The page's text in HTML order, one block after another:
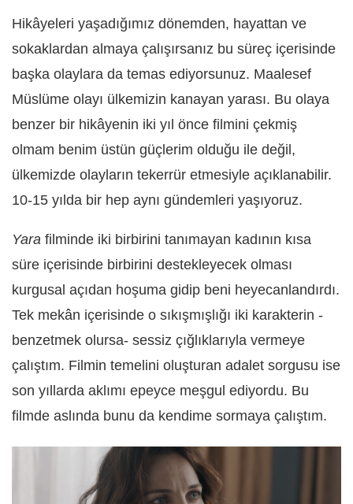
Hikâyeleri yaşadığımız dönemden, hayattan ve
sokaklardan almaya çalışırsanız bu süreç içerisinde
başka olaylara da temas ediyorsunuz. Maalesef
Müslüme olayı ülkemizin kanayan yarası. Bu olaya
benzer bir hikâyenin iki yıl önce filmini çekmiş
olmam benim üstün güçlerim olduğu ile değil,
ülkemizde olayların tekerrür etmesiyle açıklanabilir.
10-15 yılda bir hep aynı gündemleri yaşıyoruz.
Yara filminde iki birbirini tanımayan kadının kısa
süre içerisinde birbirini destekleyecek olması
kurgusal açıdan hoşuma gidip beni heyecanlandırdı.
Tek mekân içerisinde o sıkışmışlığı iki karakterin -
benzetmek olursa- sessiz çığlıklarıyla vermeye
çalıştım. Filmin temelini oluşturan adalet sorgusu ise
son yıllarda aklımı epeyce meşgul ediyordu. Bu
filmde aslında bunu da kendime sormaya çalıştım.